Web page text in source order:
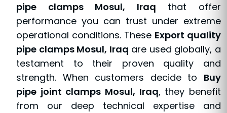
pipe clamps Mosul, Iraq that offer
performance you can trust under extreme
operational conditions. These Export quality
pipe clamps Mosul, Iraq are used globally, a
testament to their proven quality and
strength. When customers decide to Buy
pipe joint clamps Mosul, Iraq, they benefit
from our deep technical expertise and